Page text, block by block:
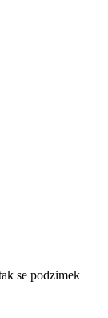
se podzimek